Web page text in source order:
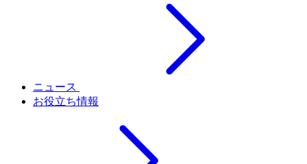
ニュース
お役立ち情報